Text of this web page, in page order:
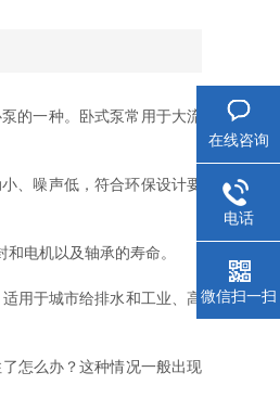
的一种。卧式泵常用于大流
、噪声低，符合环保设计要
电机以及轴承的寿命。
用于城市给排水和工业、高
怎么办？这种情况一般出现
在线咨询
电话
微信扫一扫